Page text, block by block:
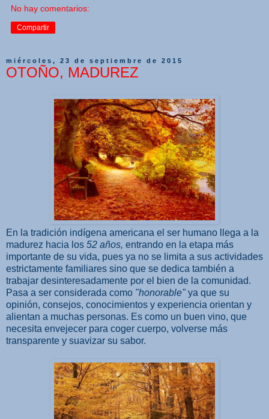
No hay comentarios:
Compartir
miércoles, 23 de septiembre de 2015
OTOÑO, MADUREZ
En la tradición indígena americana el ser humano llega a la
madurez hacia los 52 años, entrando en la etapa más
importante de su vida, pues ya no se limita a sus actividades
estrictamente familiares sino que se dedica también a
trabajar desinteresadamente por el bien de la comunidad.
Pasa a ser considerada como "honorable" ya que su
opinión, consejos, conocimientos y experiencia orientan y
alientan a muchas personas. Es como un buen vino, que
necesita envejecer para coger cuerpo, volverse más
transparente y suavizar su sabor.